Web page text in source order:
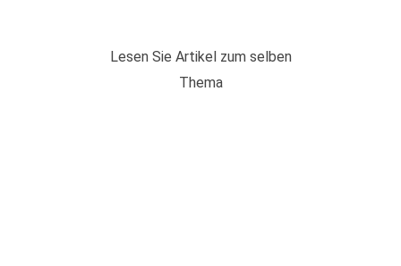
Lesen Sie Artikel zum selben
Thema